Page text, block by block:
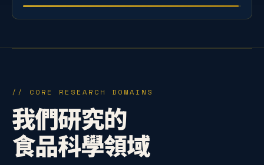
// CORE RESEARCH DOMAINS
我們研究的
食品科學領域